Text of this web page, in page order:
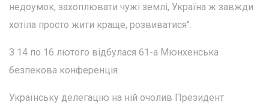
недоумок, захоплювати чужі землі, Україна ж завжди
хотіла просто жити краще, розвиватися".
З 14 по 16 лютого відбулася 61-а Мюнхенська
безпекова конференція.
Українську делегацію на ній очолив Президент